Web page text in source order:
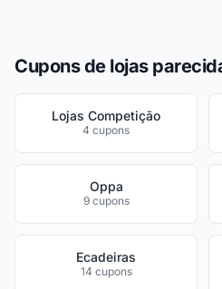
Cupons de lojas
Lojas Competição
4 cupons
Oppa
9 cupons
Ecadeiras
14 cupons